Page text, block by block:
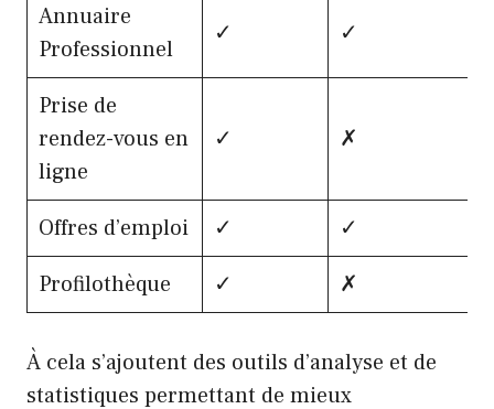
Annuaire
Professionnel
✓ ✓
Prise de
rendez-vous en
ligne
✓ ✗
Offres d’emploi ✓ ✓
Profilothèque
✓ ✗
À cela s’ajoutent des outils d’analyse et de
statistiques permettant de mieux